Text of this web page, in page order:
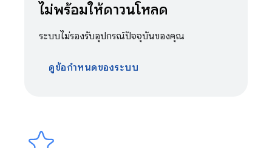
ไม่พร้อมให้ดาวน์โหลด
ระบบไม่รองรับอุปกรณ์ปัจจุบันของคุณ
ดูข้อกำหนดของระบบ